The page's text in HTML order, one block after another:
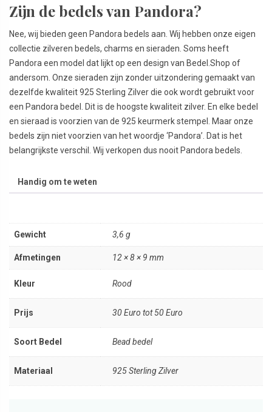
Zijn de bedels van Pandora?
Nee, wij bieden geen Pandora bedels aan. Wij hebben onze eigen
collectie zilveren bedels, charms en sieraden. Soms heeft
Pandora een model dat lijkt op een design van Bedel.Shop of
andersom. Onze sieraden zijn zonder uitzondering gemaakt van
dezelfde kwaliteit 925 Sterling Zilver die ook wordt gebruikt voor
een Pandora bedel. Dit is de hoogste kwaliteit zilver. En elke bedel
en sieraad is voorzien van de 925 keurmerk stempel. Maar onze
bedels zijn niet voorzien van het woordje ‘Pandora’. Dat is het
belangrijkste verschil. Wij verkopen dus nooit Pandora bedels.
Handig om te weten
Gewicht 3,6 g
Afmetingen 12 × 8 × 9 mm
Kleur Rood
Prijs 30 Euro tot 50 Euro
Soort Bedel Bead bedel
Materiaal 925 Sterling Zilver